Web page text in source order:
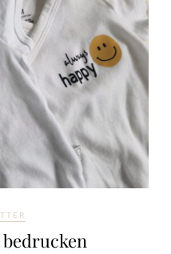
bedrucken